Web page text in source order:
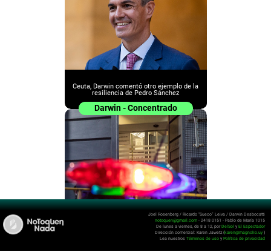
Ceuta, Darwin comentó otro ejemplo de la
resiliencia de Pedro Sánchez
Darwin - Concentrado
Darwin en su lucha amarillista: ¿picada,
Joel Rosenberg / Ricardo “Sueco” Leiva / Darwin Desbocatti
notoquen@gmail.com - 2418 0151 - Pablo de María 1015
De lunes a viernes, de 8 a 12, porDelSol y El Espectador
Dirección comercial: Karen Jawetz (karen@magnolio.uy )
Lea nuestros Términos de uso y Política de privacidad